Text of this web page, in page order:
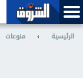
الرئيسية › منوعات